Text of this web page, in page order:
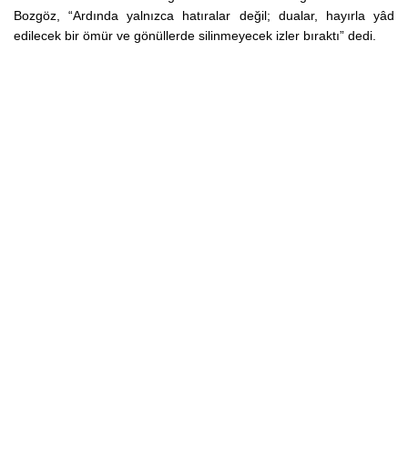
Bozgöz, “Ardında yalnızca hatıralar değil; dualar, hayırla yâd
edilecek bir ömür ve gönüllerde silinmeyecek izler bıraktı” dedi.